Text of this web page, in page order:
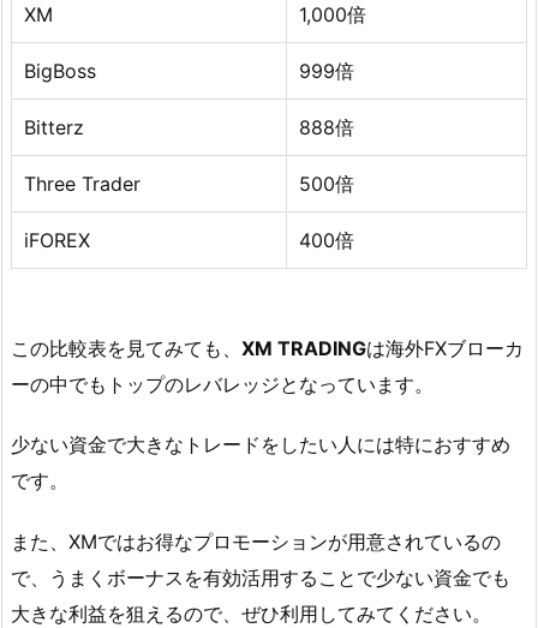
XM 1,000倍
BigBoss 999倍
Bitterz 888倍
Three Trader 500倍
iFOREX 400倍
この比較表を見てみても、 XM TRADINGは海外FXブローカ
ーの中でもトップのレバレッジとなっています。
少ない資金で大きなトレードをしたい人には特におすすめ
です。
また、XMではお得なプロモーションが用意されているの
で、うまくボーナスを有効活用することで少ない資金でも
大きな利益を狙えるので、ぜひ利用してみてください。